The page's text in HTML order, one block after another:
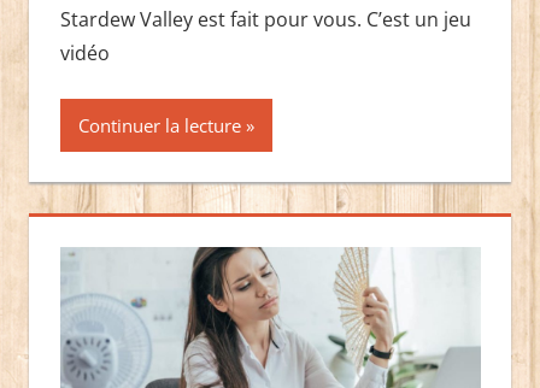
Stardew Valley est fait pour vous. C’est un jeu
vidéo
Continuer la lecture